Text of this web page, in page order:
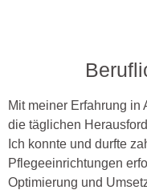
Mit meiner Erfahrung in
die täglichen
Ich konnte und durfte
Pflegeeinrichtungen
Optimierung und